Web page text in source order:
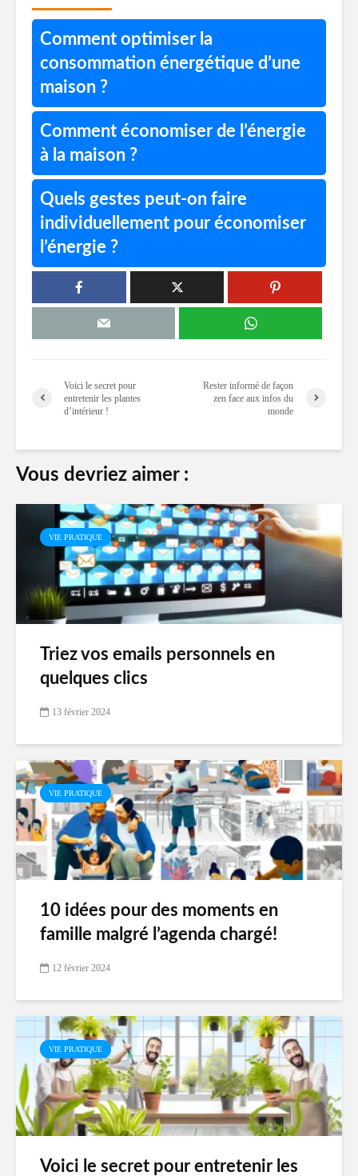
Comment optimiser la
consommation énergétique d’une
maison ?
Comment économiser de l’énergie
à la maison ?
Quels gestes peut-on faire
individuellement pour économiser
l’énergie ?
Voici le secret pour
entretenir les plantes
d’intérieur !
Rester informé de façon
zen face aux infos du
monde
Vous devriez aimer :
VIE PRATIQUE
Triez vos emails personnels en
quelques clics
13 février 2024
VIE PRATIQUE
10 idées pour des moments en
famille malgré l’agenda chargé!
12 février 2024
VIE PRATIQUE
Voici le secret pour entretenir les